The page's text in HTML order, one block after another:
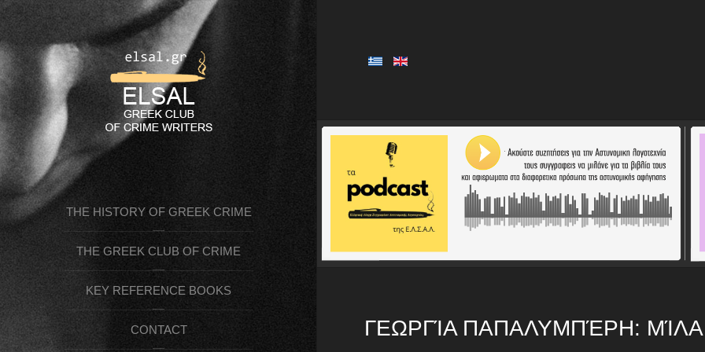
THE HISTORY OF GREEK CRIME
FICTION
THE GREEK CLUB OF CRIME
WRITERS (ELSAL)
KEY REFERENCE BOOKS
CONTACT ΓΕΩΡΓΊΑ ΠΑΠΑΛΥΜΠΈΡΗ: